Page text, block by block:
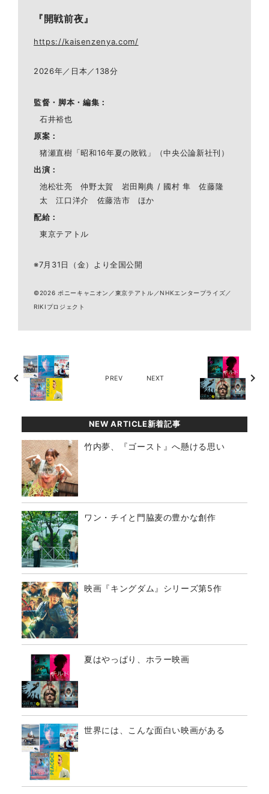
『開戦前夜』
https://kaisenzenya.com/
2026年／日本／138分
監督・脚本・編集
石井裕也
原案
猪瀬直樹「昭和16年夏の敗戦」（中央公論新社刊）
出演
池松壮亮 仲野太賀 岩田剛典 / 國村 隼 佐藤隆
太 江口洋介 佐藤浩市 ほか
配給
東京テアトル
※7月31日（金）より全国公開
©2026 ポニーキャニオン／東京テアトル／NHKエンタープライズ／
RIKIプロジェクト
chevron_left PREV NEXT chevron_right
NEW ARTICLE新着記事
竹内夢、『ゴースト』へ懸ける思い
ワン・チイと門脇麦の豊かな創作
映画『キングダム』シリーズ第5作
夏はやっぱり、ホラー映画
世界には、こんな面白い映画がある